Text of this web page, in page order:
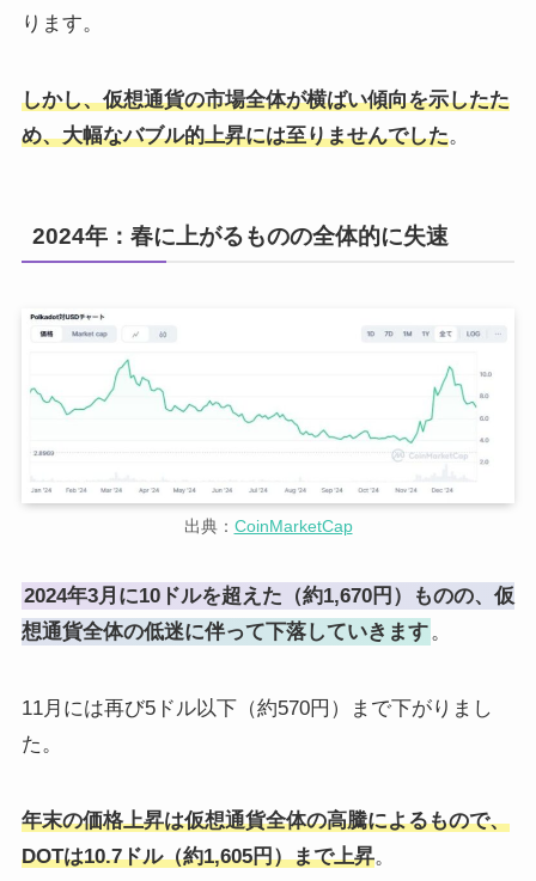
ります。
しかし、仮想通貨の市場全体が横ばい傾向を示したた
め、大幅なバブル的上昇には至りませんでした。
2024年：春に上がるものの全体的に失速
出典： CoinMarketCap
2024年3月に10ドルを超えた（約1,670円）ものの、仮
想通貨全体の低迷に伴って下落していきます。
11月には再び5ドル以下（約570円）まで下がりまし
た。
年末の価格上昇は仮想通貨全体の高騰によるもので、
DOTは10.7ドル（約1,605円）まで上昇。